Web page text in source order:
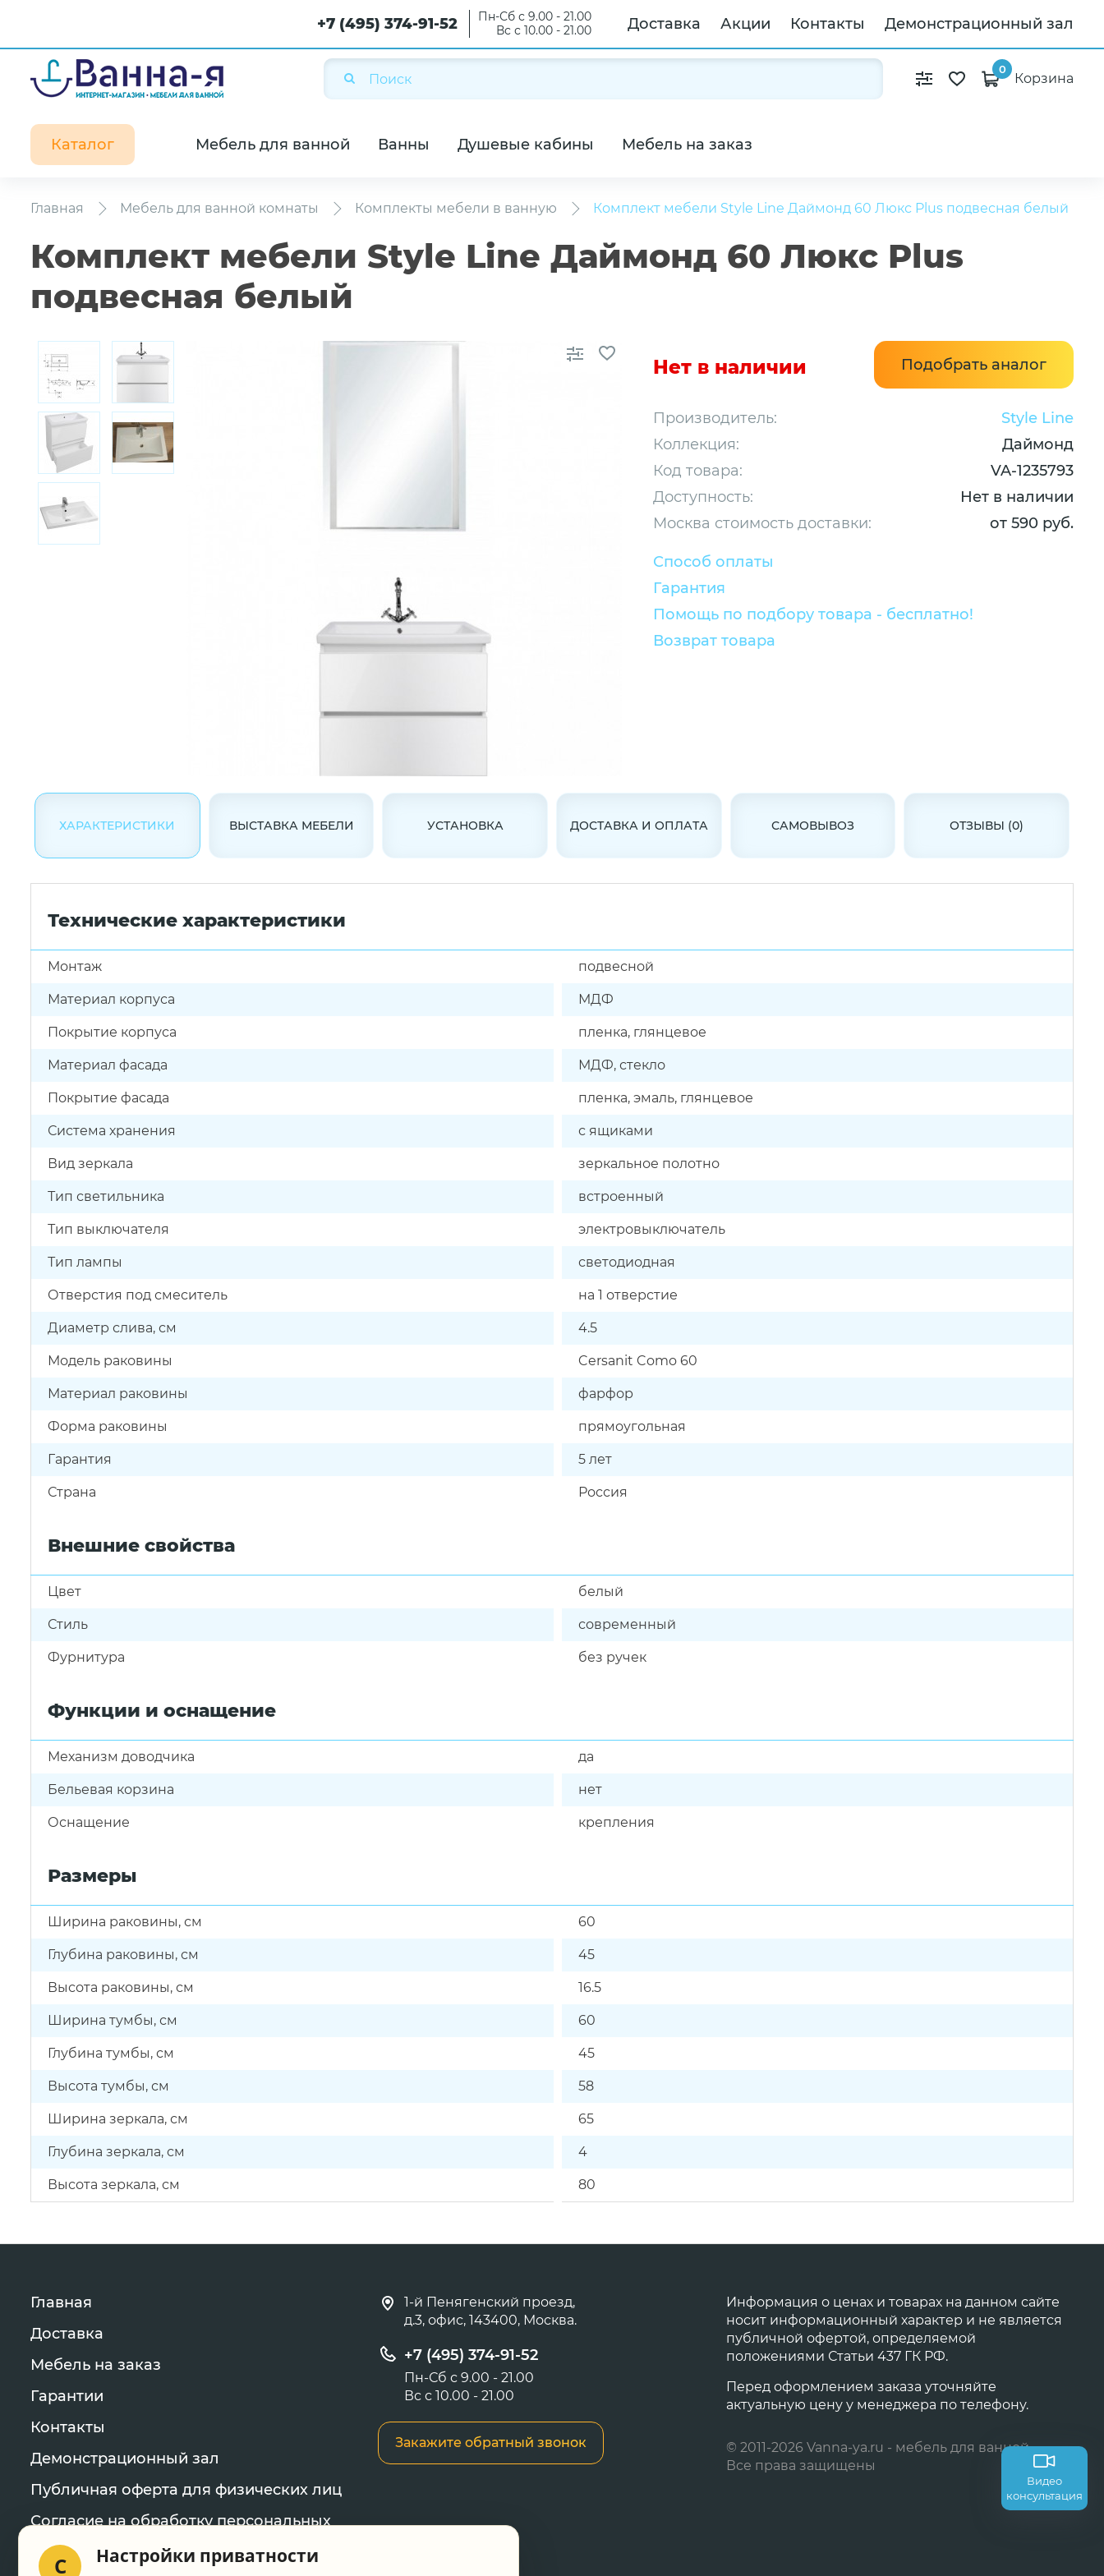
+7 (495) 374-91-52
Пн-Сб с 9.00 - 21.00
Вс с 10.00 - 21.00
Доставка Акции Контакты Демонстрационный зал
0
Корзина
Каталог Мебель для ванной Ванны Душевые кабины Мебель на заказ
Главная Мебель для ванной комнаты Комплекты мебели в ванную Комплект мебели Style Line Даймонд 60 Люкс Plus подвесная белый
Комплект мебели Style Line Даймонд 60 Люкс Plus
подвесная белый
Нет в наличии Подобрать аналог
Производитель:
Style Line
Коллекция:
Даймонд
Код товара:
VA-1235793
Доступность:
Нет в наличии
Москва стоимость доставки:
от 590 руб.
Способ оплаты
Гарантия
Помощь по подбору товара - бесплатно!
Возврат товара
ХАРАКТЕРИСТИКИ ВЫСТАВКА МЕБЕЛИ УСТАНОВКА ДОСТАВКА И ОПЛАТА САМОВЫВОЗ ОТЗЫВЫ (0)
Технические характеристики
Монтаж подвесной
Материал корпуса МДФ
Покрытие корпуса пленка, глянцевое
Материал фасада МДФ, стекло
Покрытие фасада пленка, эмаль, глянцевое
Система хранения с ящиками
Вид зеркала зеркальное полотно
Тип светильника встроенный
Тип выключателя электровыключатель
Тип лампы светодиодная
Отверстия под смеситель на 1 отверстие
Диаметр слива, см 4.5
Модель раковины Cersanit Como 60
Материал раковины фарфор
Форма раковины прямоугольная
Гарантия 5 лет
Страна Россия
Внешние свойства
Цвет белый
Стиль современный
Фурнитура без ручек
Функции и оснащение
Механизм доводчика да
Бельевая корзина нет
Оснащение крепления
Размеры
Ширина раковины, см 60
Глубина раковины, см 45
Высота раковины, см 16.5
Ширина тумбы, см 60
Глубина тумбы, см 45
Высота тумбы, см 58
Ширина зеркала, см 65
Глубина зеркала, см 4
Высота зеркала, см 80
Видео
консультация
Главная
Доставка
Мебель на заказ
Гарантии
Контакты
Демонстрационный зал
Публичная оферта для физических лиц
Согласие на обработку персональных
Политика конфиденциальности
1-й Пенягенский проезд,
д.3, офис, 143400, Москва.
+7 (495) 374-91-52
Пн-Сб с 9.00 - 21.00
Вс с 10.00 - 21.00
Закажите обратный звонок
Информация о ценах и товарах на данном сайте
носит информационный характер и не является
публичной офертой, определяемой
положениями Статьи 437 ГК РФ.
Перед оформлением заказа уточняйте
актуальную цену у менеджера по телефону.
© 2011-2026 Vanna-ya.ru - мебель для ванной
Все права защищены
C Настройки приватности